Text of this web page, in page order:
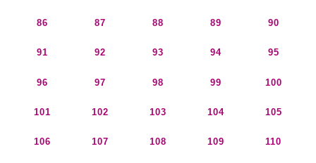
86 87 88 89 90
91 92 93 94 95
96 97 98 99 100
101 102 103 104 105
106 107 108 109 110